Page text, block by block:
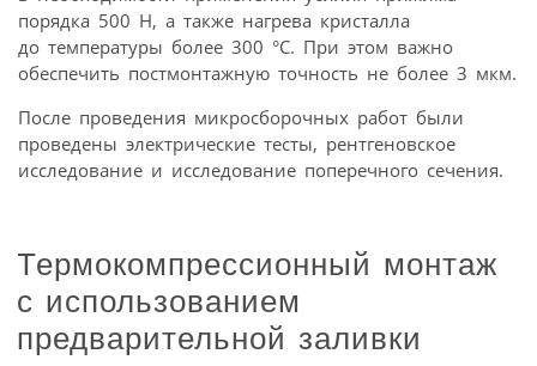
порядка 500 Н, а также нагрева кристалла
до температуры более 300 °С. При этом важно
обеспечить постмонтажную точность не более 3 мкм.
После проведения микросборочных работ были
проведены электрические тесты, рентгеновское
исследование и исследование поперечного сечения.
Термокомпрессионный монтаж
с использованием
предварительной заливки